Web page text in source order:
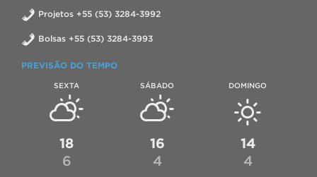
Projetos +55 (53) 3284-3992
Bolsas +55 (53) 3284-3993
PREVISÃO DO TEMPO
SEXTA
18
6
SÁBADO
16
4
DOMINGO
14
4